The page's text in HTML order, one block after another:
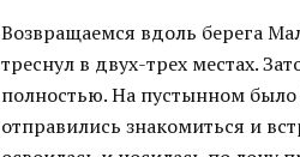
Возвращаемся вдоль берега
треснул в двух-трех местах.
полностью. На пустынном
отправились знакомиться и